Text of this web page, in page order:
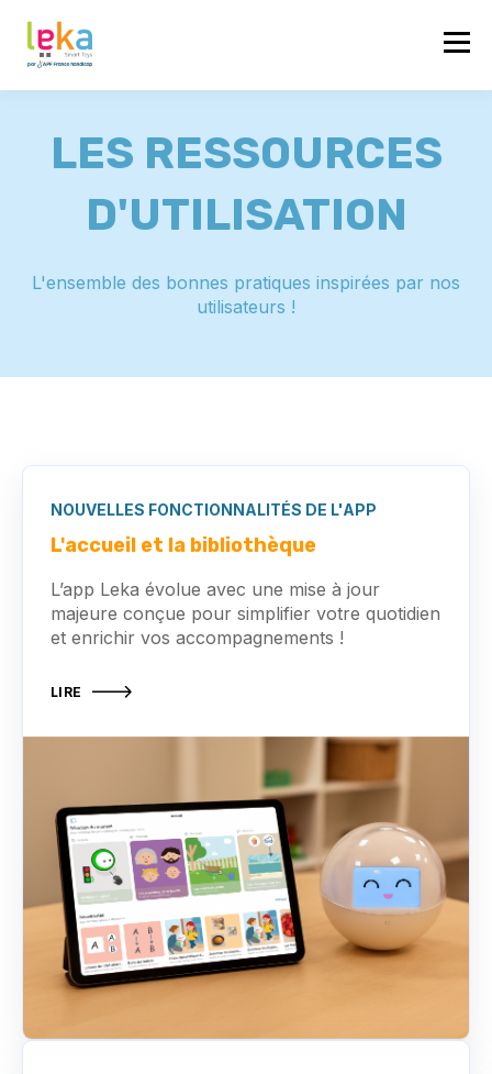
LES RESSOURCES
D'UTILISATION
L'ensemble des bonnes pratiques inspirées par nos
utilisateurs !
NOUVELLES FONCTIONNALITÉS DE L'APP
L'accueil et la bibliothèque
L’app Leka évolue avec une mise à jour
majeure conçue pour simplifier votre quotidien
et enrichir vos accompagnements !
LIRE